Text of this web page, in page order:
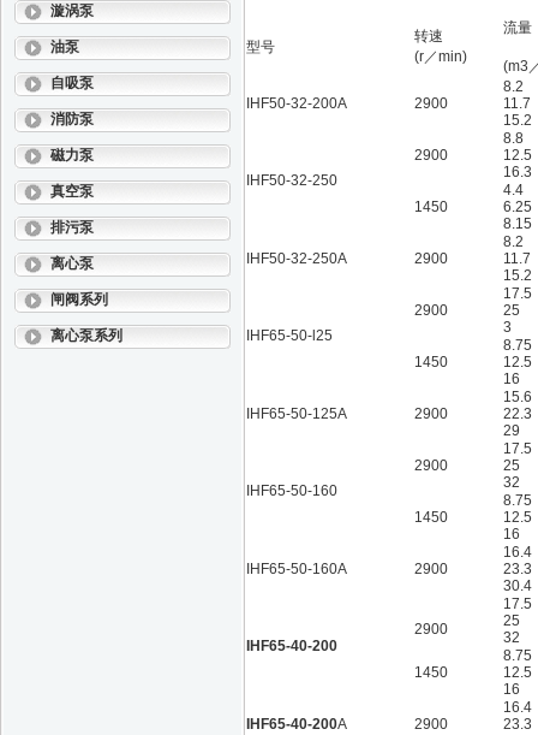
漩涡泵
油泵
自吸泵
消防泵
磁力泵
真空泵
排污泵
离心泵
闸阀系列
离心泵系列
型号
转速
(r／min)
流量
(m3
IHF50-32-200A 2900
8.2
11.7
15.2
IHF50-32-250
2900
8.8
12.5
16.3
1450
4.4
6.25
8.15
IHF50-32-250A 2900
8.2
11.7
15.2
IHF65-50-l25
2900
17.5
25
3
1450
8.75
12.5
16
IHF65-50-125A 2900
15.6
22.3
29
IHF65-50-160
2900
17.5
25
32
1450
8.75
12.5
16
IHF65-50-160A 2900
16.4
23.3
30.4
IHF65-40-200
2900
17.5
25
32
1450
8.75
12.5
16
IHF65-40-200A 2900
16.4
23.3